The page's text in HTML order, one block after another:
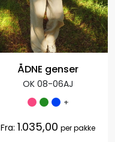
ÅDNE genser
OK 08-06AJ
+
Fra: 1.035,00 per pakke